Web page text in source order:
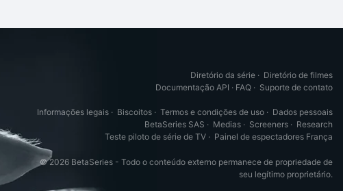
Diretório da série · Diretório de filmes
Documentação API · FAQ · Suporte de contato
Informações legais · Biscoitos · Termos e condições de uso · Dados pessoais
BetaSeries SAS · Medias · Screeners · Research
Teste piloto de série de TV · Painel de espectadores França
© 2026 BetaSeries - Todo o conteúdo externo permanece de propriedade de
seu legítimo proprietário.